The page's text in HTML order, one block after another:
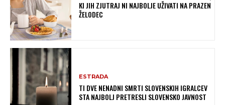
KI JIH ZJUTRAJ NI NAJBOLJE UŽIVATI NA PRAZEN
ŽELODEC
ESTRADA
TI DVE NENADNI SMRTI SLOVENSKIH IGRALCEV
STA NAJBOLJ PRETRESLI SLOVENSKO JAVNOST